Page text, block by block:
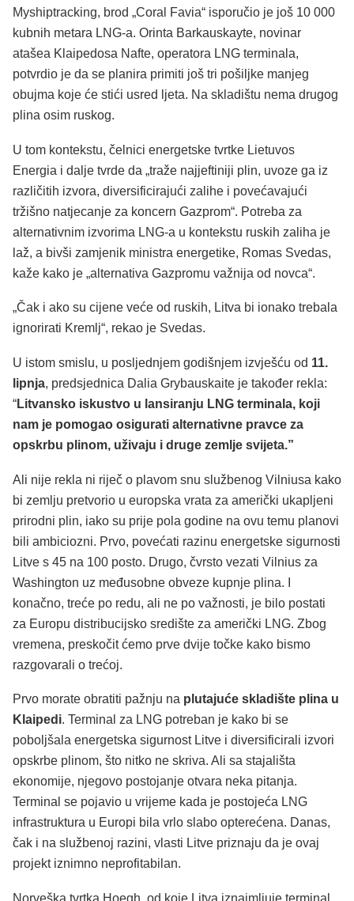
Myshiptracking, brod „Coral Favia“ isporučio je još 10 000
kubnih metara LNG-a. Orinta Barkauskayte, novinar
atašea Klaipedosa Nafte, operatora LNG terminala,
potvrdio je da se planira primiti još tri pošiljke manjeg
obujma koje će stići usred ljeta. Na skladištu nema drugog
plina osim ruskog.
U tom kontekstu, čelnici energetske tvrtke Lietuvos
Energia i dalje tvrde da „traže najjeftiniji plin, uvoze ga iz
različitih izvora, diversificirajući zalihe i povećavajući
tržišno natjecanje za koncern Gazprom“. Potreba za
alternativnim izvorima LNG-a u kontekstu ruskih zaliha je
laž, a bivši zamjenik ministra energetike, Romas Svedas,
kaže kako je „alternativa Gazpromu važnija od novca“.
„Čak i ako su cijene veće od ruskih, Litva bi ionako trebala
ignorirati Kremlj“, rekao je Svedas.
U istom smislu, u posljednjem godišnjem izvješću od 11.
lipnja, predsjednica Dalia Grybauskaite je također rekla:
“Litvansko iskustvo u lansiranju LNG terminala, koji
nam je pomogao osigurati alternativne pravce za
opskrbu plinom, uživaju i druge zemlje svijeta.”
Ali nije rekla ni riječ o plavom snu službenog Vilniusa kako
bi zemlju pretvorio u europska vrata za američki ukapljeni
prirodni plin, iako su prije pola godine na ovu temu planovi
bili ambiciozni. Prvo, povećati razinu energetske sigurnosti
Litve s 45 na 100 posto. Drugo, čvrsto vezati Vilnius za
Washington uz međusobne obveze kupnje plina. I
konačno, treće po redu, ali ne po važnosti, je bilo postati
za Europu distribucijsko središte za američki LNG. Zbog
vremena, preskočit ćemo prve dvije točke kako bismo
razgovarali o trećoj.
Prvo morate obratiti pažnju na plutajuće skladište plina u
Klaipedi. Terminal za LNG potreban je kako bi se
poboljšala energetska sigurnost Litve i diversificirali izvori
opskrbe plinom, što nitko ne skriva. Ali sa stajališta
ekonomije, njegovo postojanje otvara neka pitanja.
Terminal se pojavio u vrijeme kada je postojeća LNG
infrastruktura u Europi bila vrlo slabo opterećena. Danas,
čak i na službenoj razini, vlasti Litve priznaju da je ovaj
projekt iznimno neprofitabilan.
Norveška tvrtka Hoegh, od koje Litva iznajmljuje terminal,